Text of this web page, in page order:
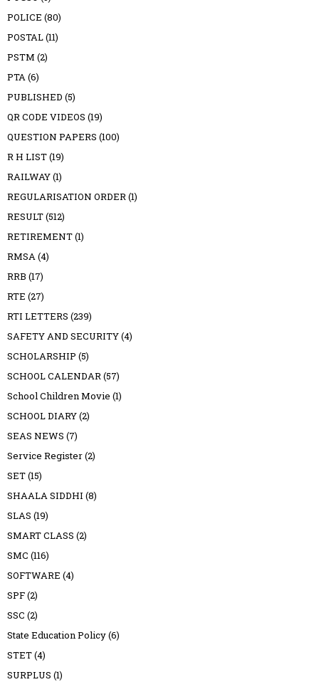
POLICE (80)
POSTAL(11)
PSTM (2)
PTA(6)
PUBLISHED (5)
QR CODE VIDEOS (19)
QUESTION PAPERS (100)
R H LIST(19)
RAILWAY(1)
REGULARISATION ORDER(1)
RESULT(512)
RETIREMENT(1)
RMSA(4)
RRB (17)
RTE (27)
RTI LETTERS (239)
SAFETY AND SECURITY(4)
SCHOLARSHIP (5)
SCHOOL CALENDAR(57)
School Children Movie (1)
SCHOOL DIARY(2)
SEAS NEWS (7)
Service Register(2)
SET(15)
SHAALA SIDDHI (8)
SLAS (19)
SMART CLASS (2)
SMC (116)
SOFTWARE (4)
SPF(2)
SSC (2)
State Education Policy(6)
STET(4)
SURPLUS (1)